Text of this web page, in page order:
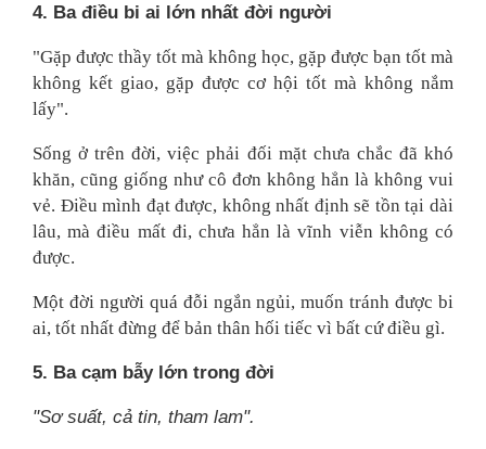
4. Ba điều bi ai lớn nhất đời người
"Gặp được thầy tốt mà không học, gặp được bạn tốt mà
không kết giao, gặp được cơ hội tốt mà không nắm
lấy".
Sống ở trên đời, việc phải đối mặt chưa chắc đã khó
khăn, cũng giống như cô đơn không hẳn là không vui
vẻ. Điều mình đạt được, không nhất định sẽ tồn tại dài
lâu, mà điều mất đi, chưa hẳn là vĩnh viễn không có
được.
Một đời người quá đỗi ngắn ngủi, muốn tránh được bi
ai, tốt nhất đừng để bản thân hối tiếc vì bất cứ điều gì.
5. Ba cạm bẫy lớn trong đời
"Sơ suất, cả tin, tham lam".